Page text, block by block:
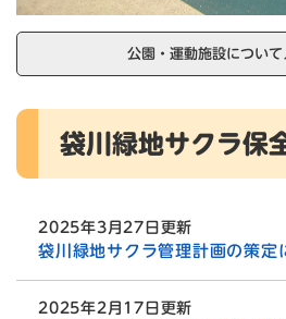
公園・運動施設について
本
袋川緑地サクラ保
2025年3月27日更新
袋川緑地サクラ管理計画の策定
2025年2月17日更新